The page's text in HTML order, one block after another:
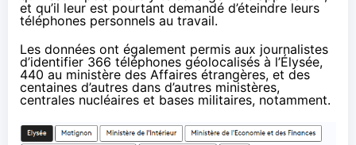
et qu’il leur est pourtant demandé d’éteindre leurs
téléphones personnels au travail.
Les données ont également permis aux journalistes
d’identifier 366 téléphones géolocalisés à l’Élysée,
440 au ministère des Affaires étrangères, et des
centaines d’autres dans d’autres ministères,
centrales nucléaires et bases militaires, notamment.